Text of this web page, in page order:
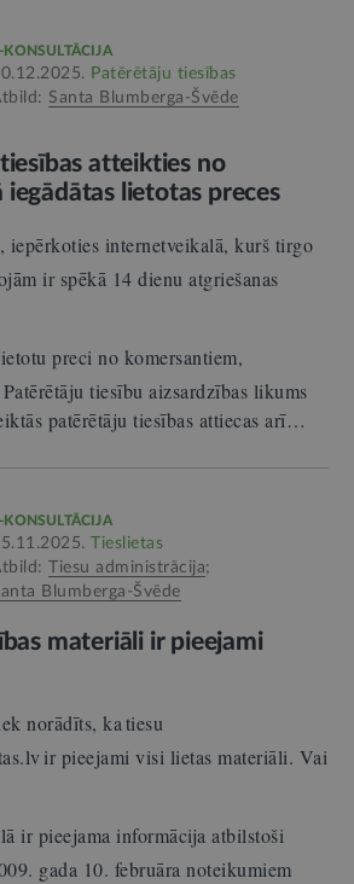
KONSULTĀCIJA
Patērētāju tiesības
Santa Blumberga-Švēde
atteikties no
lietotas preces
iepērkoties internetveikalā, kurš tirgo
ir spēkā 14 dienu atgriešanas
preci no komersantiem,
tiesību aizsardzības likums
patērētāju tiesības attiecas arī…
KONSULTĀCIJA
Tieslietas
Tiesu administrācija;
Blumberga-Švēde
materiāli ir pieejami
norādīts, ka tiesu
ir pieejami visi lietas materiāli. Vai
ir pieejama informācija atbilstoši
gada 10. februāra noteikumiem